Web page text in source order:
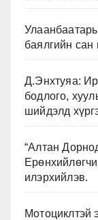
баялгийн сан
Д.Энхтуяа:
бодлого,
шийдэлд
“Алтан
илэрхийлэв.
Мотоциклтэй